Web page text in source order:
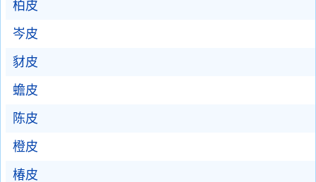
柏皮
岑皮
豺皮
蟾皮
陈皮
橙皮
椿皮